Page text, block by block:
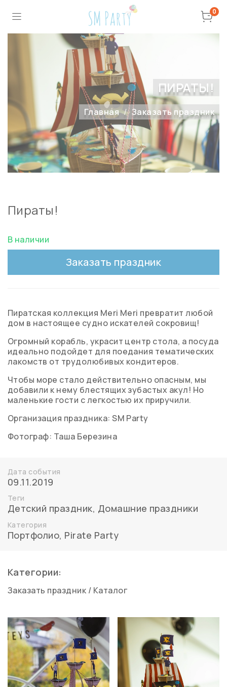
0
ПИРАТЫ!
Главная Заказать праздник
Пираты!
В наличии
Заказать праздник
Пиратская коллекция Meri Meri превратит любой
дом в настоящее судно искателей сокровищ!
Огромный корабль, украсит центр стола, а посуда
идеально подойдет для поедания тематических
лакомств от трудолюбивых кондитеров.
Чтобы море стало действительно опасным, мы
добавили к нему блестящих зубастых акул! Но
маленькие гости с легкостью их приручили.
Организация праздника: SM Party
Фотограф: Таша Березина
Дата события
09.11.2019
Теги
Детский праздник, Домашние праздники
Категория
Портфолио, Pirate Party
Категории:
Заказать праздник / Каталог